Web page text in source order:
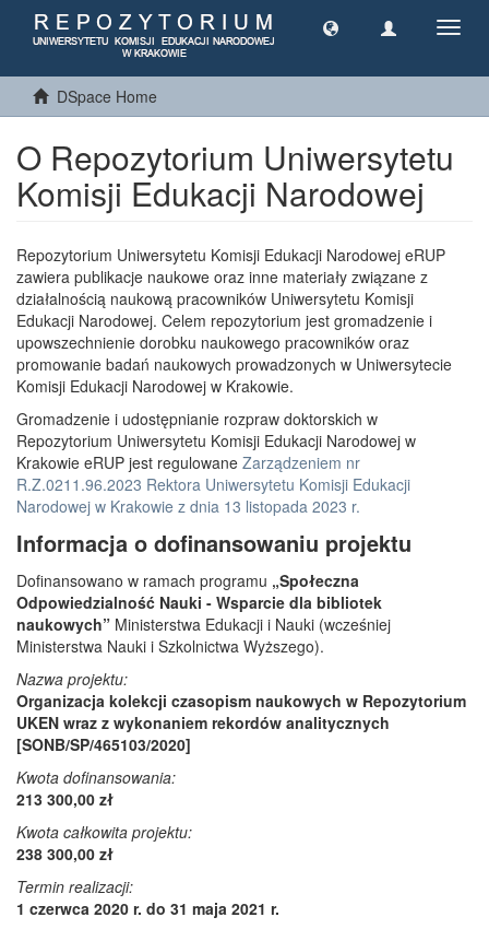
DSpace Home
O Repozytorium Uniwersytetu
Komisji Edukacji Narodowej
Repozytorium Uniwersytetu Komisji Edukacji Narodowej eRUP
zawiera publikacje naukowe oraz inne materiały związane z
działalnością naukową pracowników Uniwersytetu Komisji
Edukacji Narodowej. Celem repozytorium jest gromadzenie i
upowszechnienie dorobku naukowego pracowników oraz
promowanie badań naukowych prowadzonych w Uniwersytecie
Komisji Edukacji Narodowej w Krakowie.
Gromadzenie i udostępnianie rozpraw doktorskich w
Repozytorium Uniwersytetu Komisji Edukacji Narodowej w
Krakowie eRUP jest regulowane Zarządzeniem nr
R.Z.0211.96.2023 Rektora Uniwersytetu Komisji Edukacji
Narodowej w Krakowie z dnia 13 listopada 2023 r.
Informacja o dofinansowaniu projektu
Dofinansowano w ramach programu „Społeczna
Odpowiedzialność Nauki - Wsparcie dla bibliotek
naukowych” Ministerstwa Edukacji i Nauki (wcześniej
Ministerstwa Nauki i Szkolnictwa Wyższego).
Nazwa projektu:
Organizacja kolekcji czasopism naukowych w Repozytorium
UKEN wraz z wykonaniem rekordów analitycznych
[SONB/SP/465103/2020]
Kwota dofinansowania:
213 300,00 zł
Kwota całkowita projektu:
238 300,00 zł
Termin realizacji:
1 czerwca 2020 r. do 31 maja 2021 r.